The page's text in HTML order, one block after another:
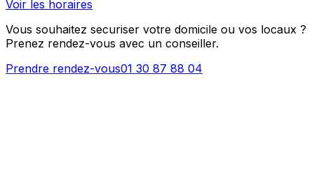
Voir les horaires
Vous souhaitez securiser votre domicile ou vos locaux ?
Prenez rendez-vous avec un conseiller.
Prendre rendez-vous01 30 87 88 04